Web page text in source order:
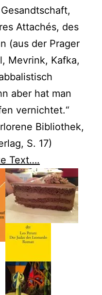
Attachés, des
(aus der Prager
Mevrink, Kafka,
aber hat man
vernichtet.“
Bibliothek,
S. 17)
Text….